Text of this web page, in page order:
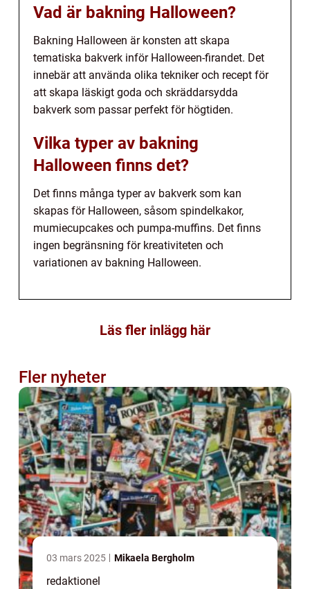
Vad är bakning Halloween?
Bakning Halloween är konsten att skapa
tematiska bakverk inför Halloween-firandet. Det
innebär att använda olika tekniker och recept för
att skapa läskigt goda och skräddarsydda
bakverk som passar perfekt för högtiden.
Vilka typer av bakning
Halloween finns det?
Det finns många typer av bakverk som kan
skapas för Halloween, såsom spindelkakor,
mumiecupcakes och pumpa-muffins. Det finns
ingen begränsning för kreativiteten och
variationen av bakning Halloween.
Läs fler inlägg här
Fler nyheter
03 mars 2025 Mikaela Bergholm
redaktionel